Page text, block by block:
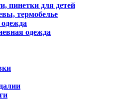
пинетки для детей
термобелье
одежда